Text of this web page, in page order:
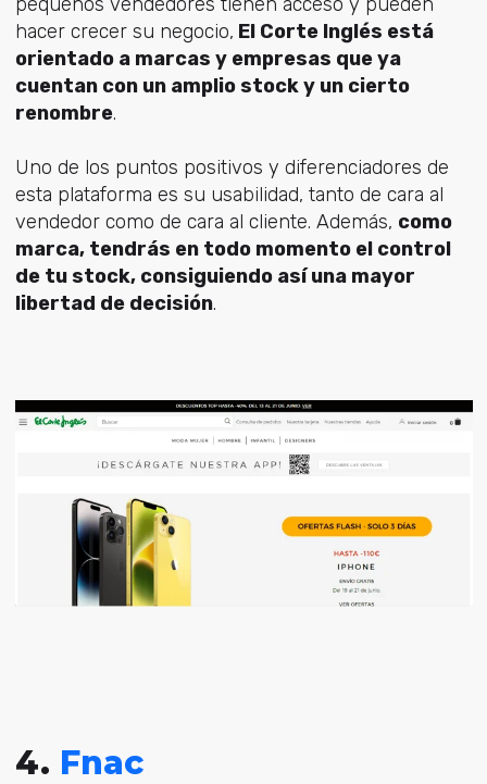
hacer crecer su negocio, El Corte Inglés está
orientado a marcas y empresas que ya
cuentan con un amplio stock y un cierto
renombre.
Uno de los puntos positivos y diferenciadores de
esta plataforma es su usabilidad, tanto de cara al
vendedor como de cara al cliente. Además, como
marca, tendrás en todo momento el control
de tu stock, consiguiendo así una mayor
libertad de decisión.
4. Fnac